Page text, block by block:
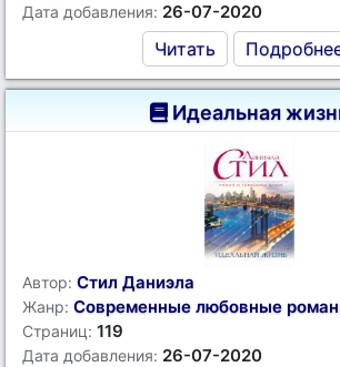
Дата добавления: 26-07-2020
Читать
Идеальная
Автор: Стил Даниэла
Жанр: Современные любовные
Страниц: 119
Дата добавления: 26-07-2020